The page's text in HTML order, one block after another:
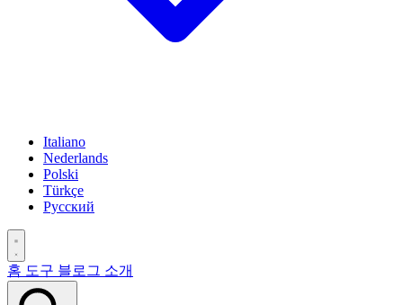
Italiano
Nederlands
Polski
Türkçe
Русский
홈 도구 블로그 소개